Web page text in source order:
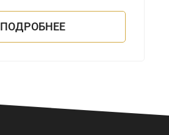
ПОДРОБНЕЕ